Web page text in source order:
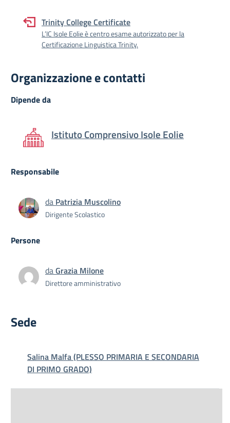
Trinity College Certificate
L’IC Isole Eolie è centro esame autorizzato per la
Certificazione Linguistica Trinity.
Organizzazione e contatti
Dipende da
Istituto Comprensivo Isole Eolie
Responsabile
da Patrizia Muscolino
Dirigente Scolastico
Persone
daGrazia Milone
Direttore amministrativo
Sede
Salina Malfa (PLESSO PRIMARIA E SECONDARIA
DI PRIMO GRADO)